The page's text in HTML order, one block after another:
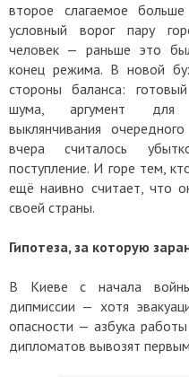
второе слагаемое
условный ворог пару
человек — раньше это
конец режима. В новой
стороны баланса:
шума, аргумент для
выклянчивания
вчера считалось
поступление. И горе тем,
ещё наивно считает, что
своей страны.
Гипотеза, за которую
В Киеве с начала
дипмиссии — хотя
опасности — азбука
дипломатов вывозят